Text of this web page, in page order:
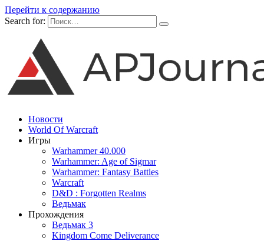
Перейти к содержанию
Search for:
Новости
World Of Warcraft
Игры
Warhammer 40.000
Warhammer: Age of Sigmar
Warhammer: Fantasy Battles
Warcraft
D&D : Forgotten Realms
Ведьмак
Прохождения
Ведьмак 3
Kingdom Come Deliverance